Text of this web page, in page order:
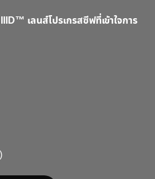
เลนส์โปรเกรสซีฟที่เข้าใจการ